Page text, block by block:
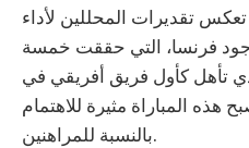
تقديرات المحللين لأداء
فرنسا، التي حققت خمسة
تأهل كأول فريق أفريقي في
هذه المباراة مثيرة للاهتمام
بالنسبة للمراهنين.